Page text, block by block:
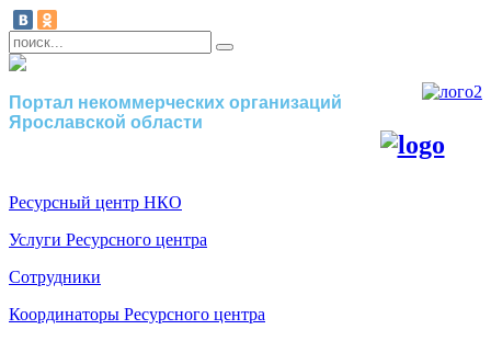
Портал некоммерческих организаций
Ярославской области
Ресурсный центр НКО
Услуги Ресурсного центра
Сотрудники
Координаторы Ресурсного центра